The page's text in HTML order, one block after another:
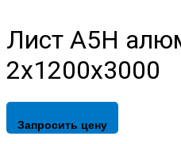
Лист А5Н
2х1200х3000
Запросить цену